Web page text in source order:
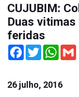
CUJUBIM:
Duas
feridas
Facebook
Twitter
26 julho, 2016